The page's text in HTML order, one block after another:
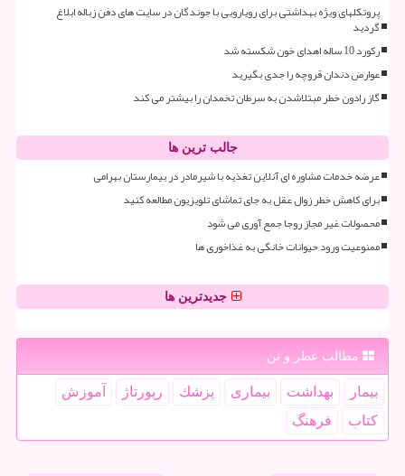
پروتکلهای ویژه بهداشتی برای رویارویی با جوندگان در سایت های دفن زباله ابلاغ
گردید
رکورد 10 ساله اهدای خون شکسته شد
عوارض دندان قروچه را جدی بگیرید
گاز رادون خطر مبتلاشدن به سرطان تخمدان را بیشتر می کند
جالب ترین ها
عرضه خدمات مشاوره ای آنلاین تغذیه با شیرمادر در بیمارستان بهرامی
برای کاهش خطر زوال عقل به جای تماشای تلویزیون مطالعه کنید
محصولات غیر مجاز روجا جمع آوری می شود
ممنوعیت ورود حیوانات خانگی به غذاخوری ها
جدیدترین ها
مطالب عطر و تن
بیمار بهداشت بیماری پزشك رپورتاژ
آموزش
كتاب
فرهنگ